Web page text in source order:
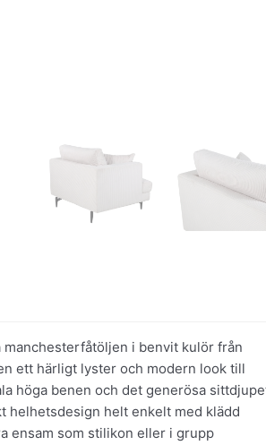
i benvit kulör från
ett härligt lyster och modern look till
höga benen och det generösa
helhetsdesign helt enkelt med klädd
ensam som stilikon eller i grupp